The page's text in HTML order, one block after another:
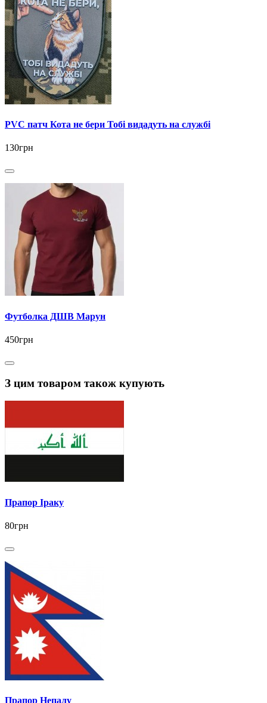
PVC патч Кота не бери Тобі видадуть на службі
130грн
Футболка ДШВ Марун
450грн
З цим товаром також купують
Прапор Іраку
80грн
Прапор Непалу